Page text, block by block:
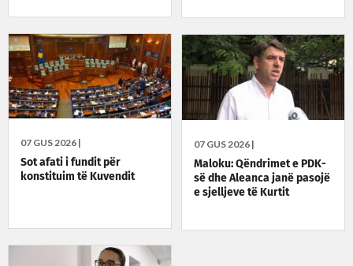
07 GUS 2026 |
Sot afati i fundit për
konstituim të Kuvendit
07 GUS 2026 |
Maloku: Qëndrimet e PDK-
së dhe Aleanca janë pasojë
e sjelljeve të Kurtit